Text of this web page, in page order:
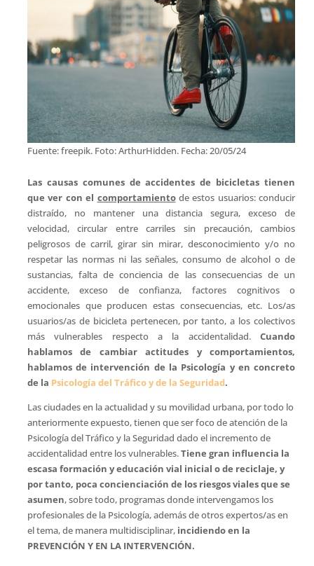
Fuente: freepik. Foto: ArthurHidden. Fecha: 20/05/24
Las causas comunes de accidentes de bicicletas tienen
que ver con el comportamientode estos usuarios: conducir
distraído, no mantener una distancia segura, exceso de
velocidad, circular entre carriles sin precaución, cambios
peligrosos de carril, girar sin mirar, desconocimiento y/o no
respetar las normas ni las señales, consumo de alcohol o de
sustancias, falta de conciencia de las consecuencias de un
accidente, exceso de confianza, factores cognitivos o
emocionales que producen estas consecuencias, etc. Los/as
usuarios/as de bicicleta pertenecen, por tanto, a los colectivos
más vulnerables respecto a la accidentalidad.Cuando
hablamos de cambiar actitudes y comportamientos,
hablamos de intervención de la Psicología y en concreto
de la Psicología del Tráfico y de la Seguridad.
Las ciudades en la actualidad y su movilidad urbana, por todo lo
anteriormente expuesto, tienen que ser foco de atención de la
Psicología del Tráfico y la Seguridad dado el incremento de
accidentalidad entre los vulnerables.Tiene gran influencia la
escasa formación y educación vial inicial o de reciclaje, y
por tanto, poca concienciación de los riesgos viales que se
asumen, sobre todo, programas donde intervengamos los
profesionales de la Psicología, además de otros expertos/as en
el tema, de manera multidisciplinar, incidiendo en la
PREVENCIÓN Y EN LA INTERVENCIÓN.